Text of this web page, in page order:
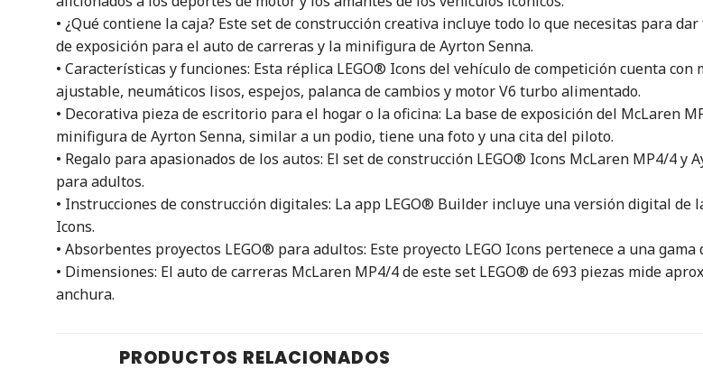
• ¿Qué contiene la caja? Este set de construcción creativa incluye todo lo que necesitas para
de exposición para el auto de carreras y la minifigura de Ayrton Senna.
• Características y funciones: Esta réplica LEGO® Icons del vehículo de competición cuenta
ajustable, neumáticos lisos, espejos, palanca de cambios y motor V6 turbo alimentado.
• Decorativa pieza de escritorio para el hogar o la oficina: La base de exposición del McLaren
minifigura de Ayrton Senna, similar a un podio, tiene una foto y una cita del piloto.
• Regalo para apasionados de los autos: El set de construcción LEGO® Icons McLaren MP4/4
para adultos.
• Instrucciones de construcción digitales: La app LEGO® Builder incluye una versión digital de
Icons.
• Absorbentes proyectos LEGO® para adultos: Este proyecto LEGO Icons pertenece a una
• Dimensiones: El auto de carreras McLaren MP4/4 de este set LEGO® de 693 piezas mide
anchura.
PRODUCTOS RELACIONADOS